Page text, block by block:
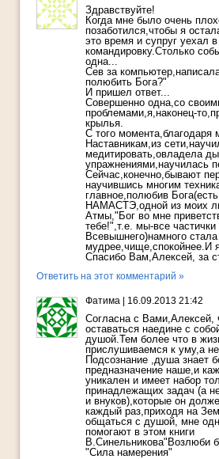
Здравствуйте!
Когда мне было очень
позаботился,чтобы я
это время и супруг уехал в
командировку.Столько
одна...
Сев за
полюбить Бога?"
И пришел ответ...
Совершенно одна,со
проблемами,я,наконец-
крылья.
С того момента,благодаря
Наставникам,из
медитировать,овладела
упражнениями,научилась
Сейчас,конечно,бывают
научившись многим
главное,полюбив
НАМАСТЭ,одной из моих
Атмы,"Бог во мне
тебе!",т.е. мы-все частички
Всевышнего)намного стала
мудрее,чище,спокойнее.И
Спасибо Вам,Алексей, за
Ответить на этот комментарий »
Фатима | 16.09.2013 21:42
Согласна с Вами,Алексей,
оставаться наедине с
душой.Тем более что в
прислушиваемся к уму,а не
Подсознание ,душа знает
предназначение наше,и
уникален и имеет набор
принадлежащих задач (а
и внуков),которые он
каждый раз,приходя на
общаться с душой, мне
помогают в этом книги
В.Синельникова"Возлюби
"Сила намерения"